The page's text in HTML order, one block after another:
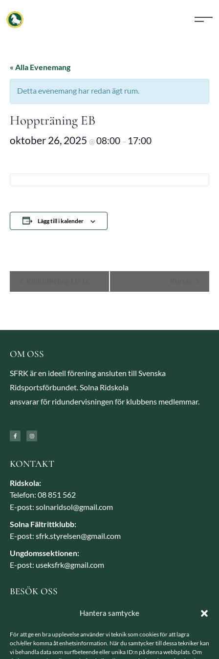
Hantera samtycke
För att ge en bra upplevelse använder vi teknik som cookies för att lagra
och/eller komma åt enhetsinformation. När du samtycker till dessa tekniker kan
vi behandla data som surfbeteende eller unika ID:n på denna webbplats. Om
« Alla Evenemang
Detta evenemang har redan ägt rum.
Hoppträning EB
oktober 26, 2025 @08:00 – 17:00
Lägg till i kalender
OM OSS
SFRK är en ideell förening ansluten till Svenska
Ridsportsförbundet. Solna Ridskola
ansvarar för ridundervisningen för klubbens medlemmar.
KONTAKT
Ridskola:
Telefon: 08 851 562
E-post: solnaridsol@gmail.com
Solna Fältrittklubb:
E-post: sfrk.styrelsen@gmail.com
Ungdomssektionen:
E-post: useksfrk@gmail.com
BESÖK OSS
Besöksadress: Järvavägen 7, 170 79 Solna
LÄNKAR